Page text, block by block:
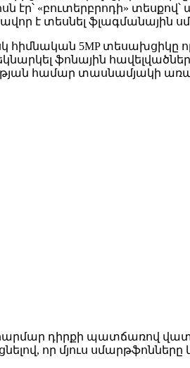
էր՝ «բուտերբրոդի»
է տեսնել ֆլագմանային
հիմնական 5MP տեսախցիկը
ֆոնային հավելվածներ
համար տասնամյակի
անհարմար դիրքի
որ մյուս